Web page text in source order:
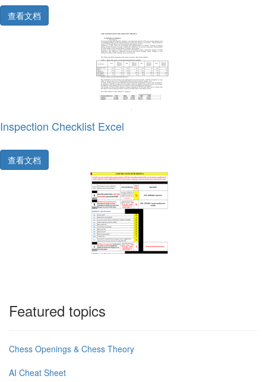
查看文档
Inspection Checklist Excel
查看文档
Featured topics
Chess Openings & Chess Theory
AI Cheat Sheet